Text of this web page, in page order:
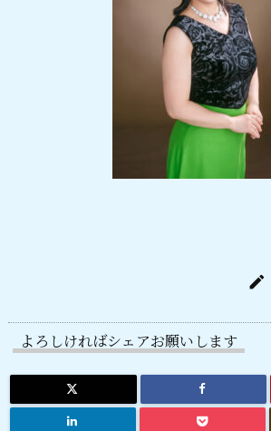

よろしければシェアお願いします